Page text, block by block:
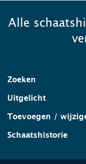
Alle
Zoeken
Uitgelicht
Toevoegen /
Schaatshistorie